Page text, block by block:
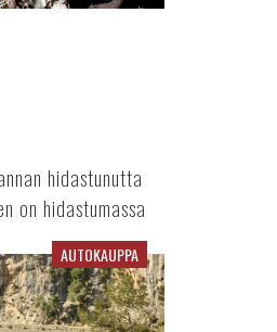
hidastunutta
on hidastumassa
AUTOKAUPPA